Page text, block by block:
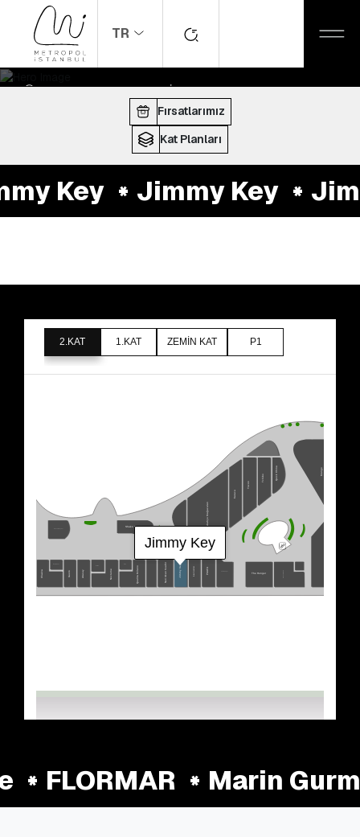
TR
ANASAYFA MAĞAZALAR
Jimmy Key
ÇALIŞMA SAATLERI:10:00 - 22:00
Fırsatlarımız
Kat Planları
Key Jimmy Key
FLORMAR Marin